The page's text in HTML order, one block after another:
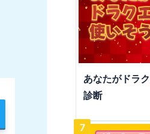
あなたがドラ
診断
7